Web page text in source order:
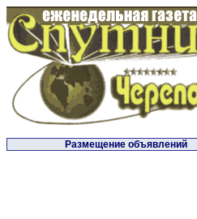
Размещение объявлений